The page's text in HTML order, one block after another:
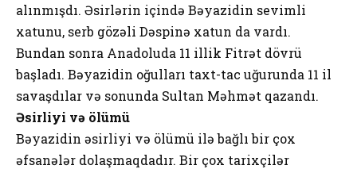
alınmışdı. Əsirlərin içində Bəyazidin sevimli
xatunu, serb gözəli Dəspinə xatun da vardı.
Bundan sonra Anadoluda 11 illik Fitrət dövrü
başladı. Bəyazidin oğulları taxt-tac uğurunda 11 il
savaşdılar və sonunda Sultan Məhmət qazandı.
Əsirliyi və ölümü
Bəyazidin əsirliyi və ölümü ilə bağlı bir çox
əfsanələr dolaşmaqdadır. Bir çox tarixçilər